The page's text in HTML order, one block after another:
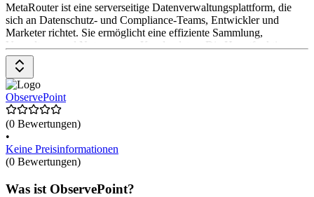
MetaRouter ist eine serverseitige Datenverwaltungsplattform, die
sich an Datenschutz- und Compliance-Teams, Entwickler und
Marketer richtet. Sie ermöglicht eine effiziente Sammlung,
Verwaltung und Nutzung von Kundendaten. Die Hauptfunktionen
umfassen die Sammlung von Erstparteien-Daten, die
Transformation, Kartierung und Filterung von Daten sowie das
serverseitige Tag-Management. Das Pricing-Modell von MetaRouter
ist nicht öffentlich zugänglich und kann auf Anfrage bereitgestellt
werden.
ObservePoint
(0 Bewertungen)
•
Keine Preisinformationen
(0 Bewertungen)
Was ist ObservePoint?